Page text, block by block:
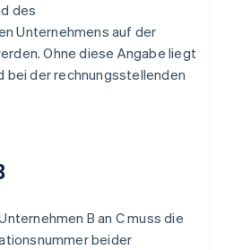
des
Unternehmens auf der
Ohne diese Angabe liegt
bei der rechnungsstellenden
B an C muss die
beider